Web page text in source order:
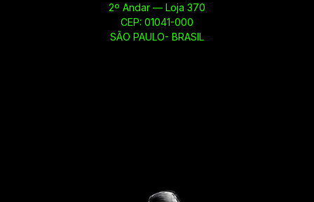
2º Andar — Loja 370
CEP: 01041-000
SÃO PAULO- BRASIL